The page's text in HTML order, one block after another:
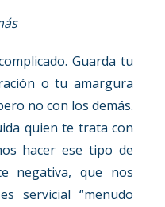
Guarda tu
o tu amargura
no con los demás.
quien te trata con
hacer ese tipo de
negativa, que nos
servicial “menudo